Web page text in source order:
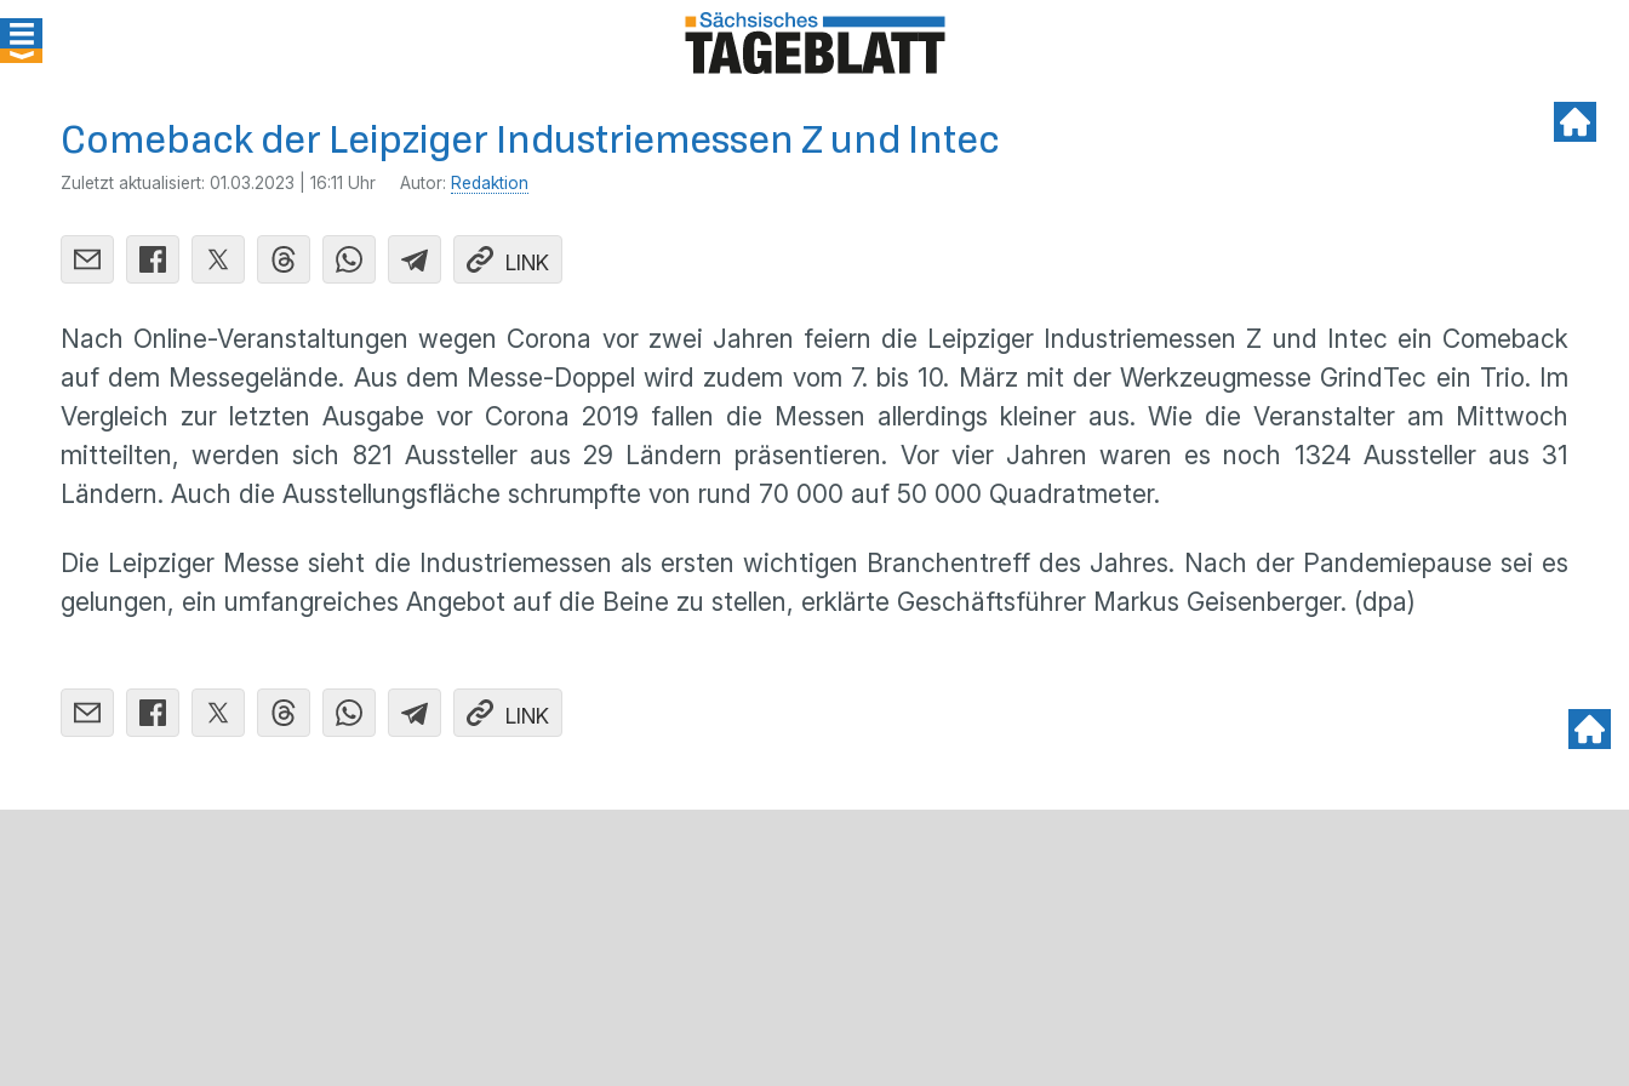
Comeback der Leipziger Industriemessen Z und Intec
Zuletzt aktualisiert: 01.03.2023 | 16:11 Uhr Autor: Redaktion
LINK
Nach Online-Veranstaltungen wegen Corona vor zwei Jahren feiern die Leipziger Industriemessen Z und Intec ein Comeback
auf dem Messegelände. Aus dem Messe-Doppel wird zudem vom 7. bis 10. März mit der Werkzeugmesse GrindTec ein Trio. Im
Vergleich zur letzten Ausgabe vor Corona 2019 fallen die Messen allerdings kleiner aus. Wie die Veranstalter am Mittwoch
mitteilten, werden sich 821 Aussteller aus 29 Ländern präsentieren. Vor vier Jahren waren es noch 1324 Aussteller aus 31
Ländern. Auch die Ausstellungsfläche schrumpfte von rund 70 000 auf 50 000 Quadratmeter.
Die Leipziger Messe sieht die Industriemessen als ersten wichtigen Branchentreff des Jahres. Nach der Pandemiepause sei es
gelungen, ein umfangreiches Angebot auf die Beine zu stellen, erklärte Geschäftsführer Markus Geisenberger. (dpa)
LINK